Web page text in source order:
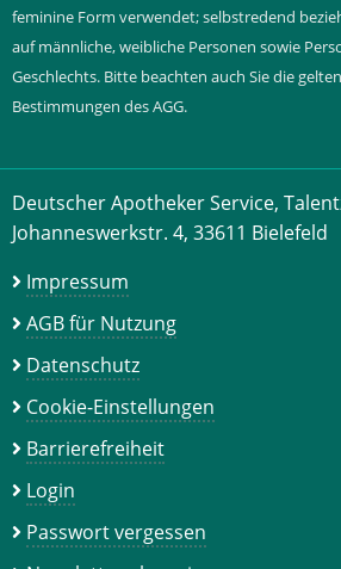
feminine Form verwendet; selbstredend
auf männliche, weibliche Personen sowie
Geschlechts. Bitte beachten auch Sie die
Bestimmungen des AGG.
Deutscher Apotheker Service,
Johanneswerkstr. 4, 33611 Bielefeld
Impressum
AGB für Nutzung
Datenschutz
Cookie-Einstellungen
Barrierefreiheit
Login
Passwort vergessen